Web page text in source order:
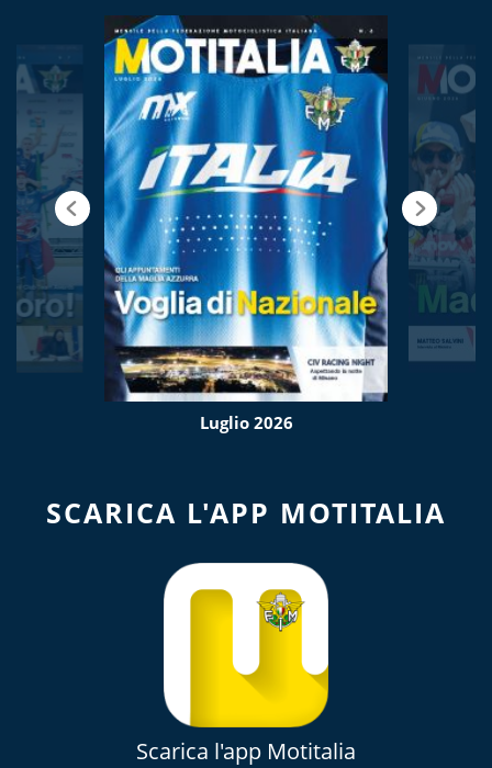
Luglio 2026
SCARICA L'APP MOTITALIA
Scarica l'app Motitalia